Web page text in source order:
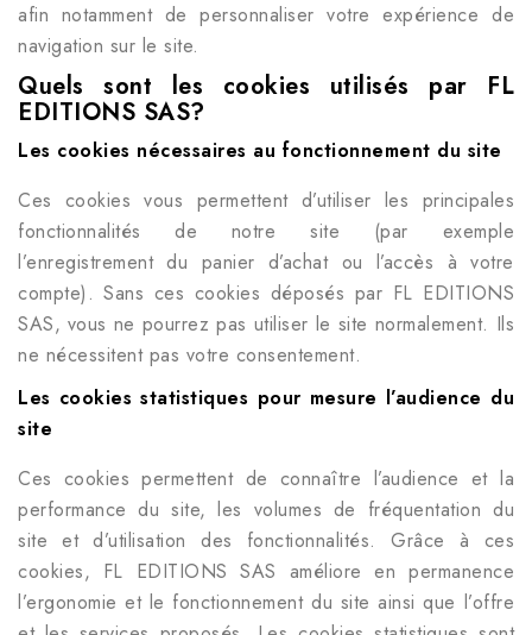
afin notamment de personnaliser votre expérience de
navigation sur le site.
Quels sont les cookies utilisés par FL
EDITIONS SAS?
Les cookies nécessaires au fonctionnement du site
Ces cookies vous permettent d’utiliser les principales
fonctionnalités de notre site (par exemple
l’enregistrement du panier d’achat ou l’accès à votre
compte). Sans ces cookies déposés par FL EDITIONS
SAS, vous ne pourrez pas utiliser le site normalement. Ils
ne nécessitent pas votre consentement.
Les cookies statistiques pour mesure l’audience du
site
Ces cookies permettent de connaître l’audience et la
performance du site, les volumes de fréquentation du
site et d’utilisation des fonctionnalités. Grâce à ces
cookies, FL EDITIONS SAS améliore en permanence
l’ergonomie et le fonctionnement du site ainsi que l’offre